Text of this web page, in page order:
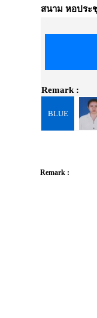
สนาม หอประ
Remark :
BLUE
Remark :